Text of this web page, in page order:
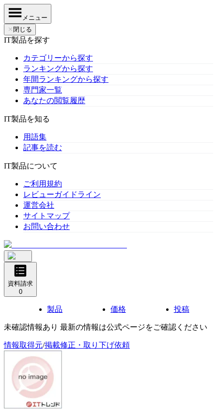
メニュー
✕ 閉じる
IT製品を探す
カテゴリーから探す
ランキングから探す
年間ランキングから探す
専門家一覧
あなたの閲覧履歴
IT製品を知る
用語集
記事を読む
IT製品について
ご利用規約
レビューガイドライン
運営会社
サイトマップ
お問い合わせ
資料請求
0
製品 価格 投稿
未確認情報あり 最新の情報は公式ページをご確認ください
情報取得元/掲載修正・取り下げ依頼